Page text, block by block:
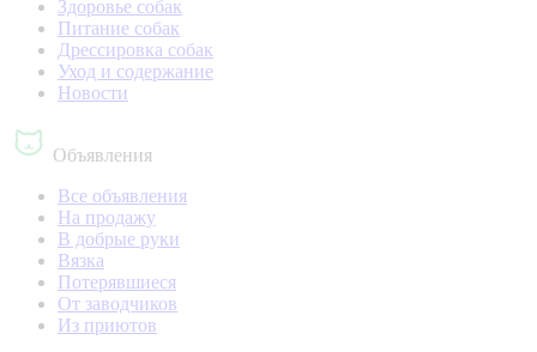
Здоровье собак
Питание собак
Дрессировка собак
Уход и содержание
Новости
Объявления
Все объявления
На продажу
В добрые руки
Вязка
Потерявшиеся
От заводчиков
Из приютов